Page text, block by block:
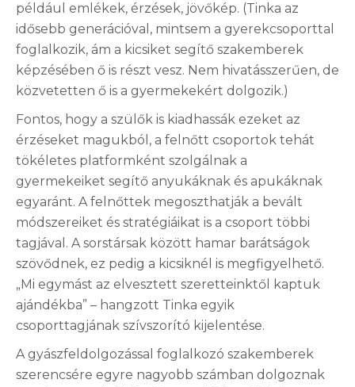
például emlékek, érzések, jövőkép. (Tinka az
idősebb generációval, mintsem a gyerekcsoporttal
foglalkozik, ám a kicsiket segítő szakemberek
képzésében ő is részt vesz. Nem hivatásszerűen, de
közvetetten ő is a gyermekekért dolgozik.)
Fontos, hogy a szülők is kiadhassák ezeket az
érzéseket magukból, a felnőtt csoportok tehát
tökéletes platformként szolgálnak a
gyermekeiket segítő anyukáknak és apukáknak
egyaránt. A felnőttek megoszthatják a bevált
módszereiket és stratégiáikat is a csoport többi
tagjával. A sorstársak között hamar barátságok
szövődnek, ez pedig a kicsiknél is megfigyelhető.
„Mi egymást az elvesztett szeretteinktől kaptuk
ajándékba” – hangzott Tinka egyik
csoporttagjának szívszorító kijelentése.
A gyászfeldolgozással foglalkozó szakemberek
szerencsére egyre nagyobb számban dolgoznak